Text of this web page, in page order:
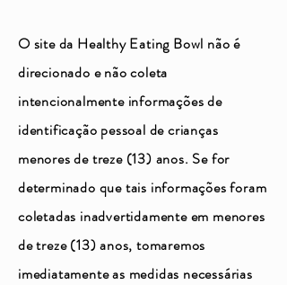
O site da Healthy Eating Bowl não é
direcionado e não coleta
intencionalmente informações de
identificação pessoal de crianças
menores de treze (13) anos. Se for
determinado que tais informações foram
coletadas inadvertidamente em menores
de treze (13) anos, tomaremos
imediatamente as medidas necessárias